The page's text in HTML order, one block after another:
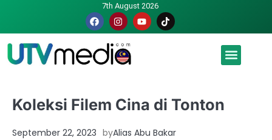
7th August 2026
Koleksi Filem Cina di Tonton
September 22, 2023 byAlias Abu Bakar